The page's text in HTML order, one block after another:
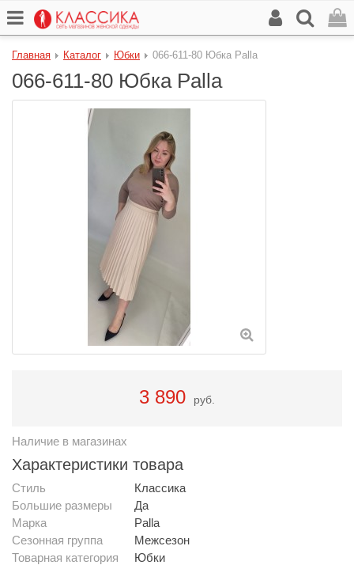
Главная Каталог Юбки 066-611-80 Юбка Palla
066-611-80 Юбка Palla
3 890 руб.
Наличие в магазинах
Характеристики товара
Стиль
Классика
Большие размеры
Да
Марка
Palla
Сезонная группа
Межсезон
Товарная категория
Юбки